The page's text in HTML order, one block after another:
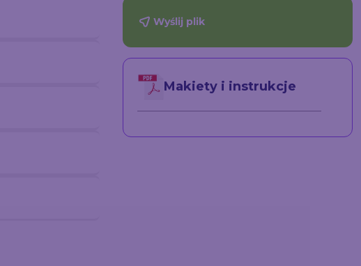
Wyślij plik
Makiety i instrukcje